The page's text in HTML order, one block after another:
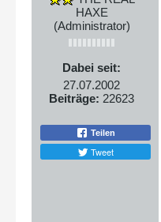
HAXE
(Administrator)
Dabei seit:
27.07.2002
Beiträge: 22623
Teilen
Tweet